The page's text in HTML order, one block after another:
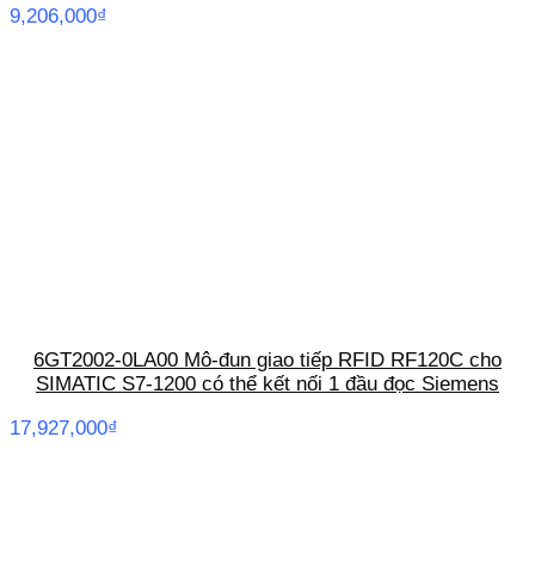
9,206,000₫
6GT2002-0LA00 Mô-đun giao tiếp RFID RF120C cho
SIMATIC S7-1200 có thể kết nối 1 đầu đọc Siemens
17,927,000₫